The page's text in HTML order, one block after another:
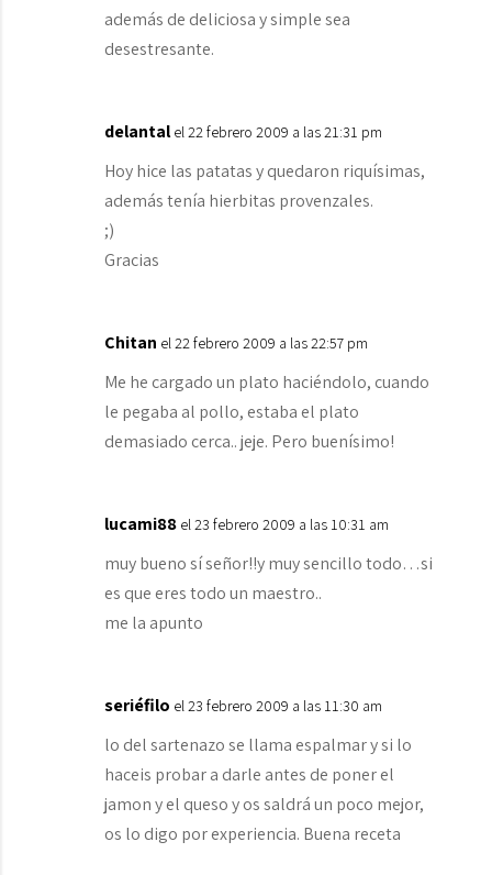
además de deliciosa y simple sea
desestresante.
delantal el 22 febrero 2009 a las 21:31 pm
Hoy hice las patatas y quedaron riquísimas,
además tenía hierbitas provenzales.
;)
Gracias
Chitan el 22 febrero 2009 a las 22:57 pm
Me he cargado un plato haciéndolo, cuando
le pegaba al pollo, estaba el plato
demasiado cerca.. jeje. Pero buenísimo!
lucami88 el 23 febrero 2009 a las 10:31 am
muy bueno sí señor!!y muy sencillo todo…si
es que eres todo un maestro..
me la apunto
seriéfilo el 23 febrero 2009 a las 11:30 am
lo del sartenazo se llama espalmar y si lo
haceis probar a darle antes de poner el
jamon y el queso y os saldrá un poco mejor,
os lo digo por experiencia. Buena receta